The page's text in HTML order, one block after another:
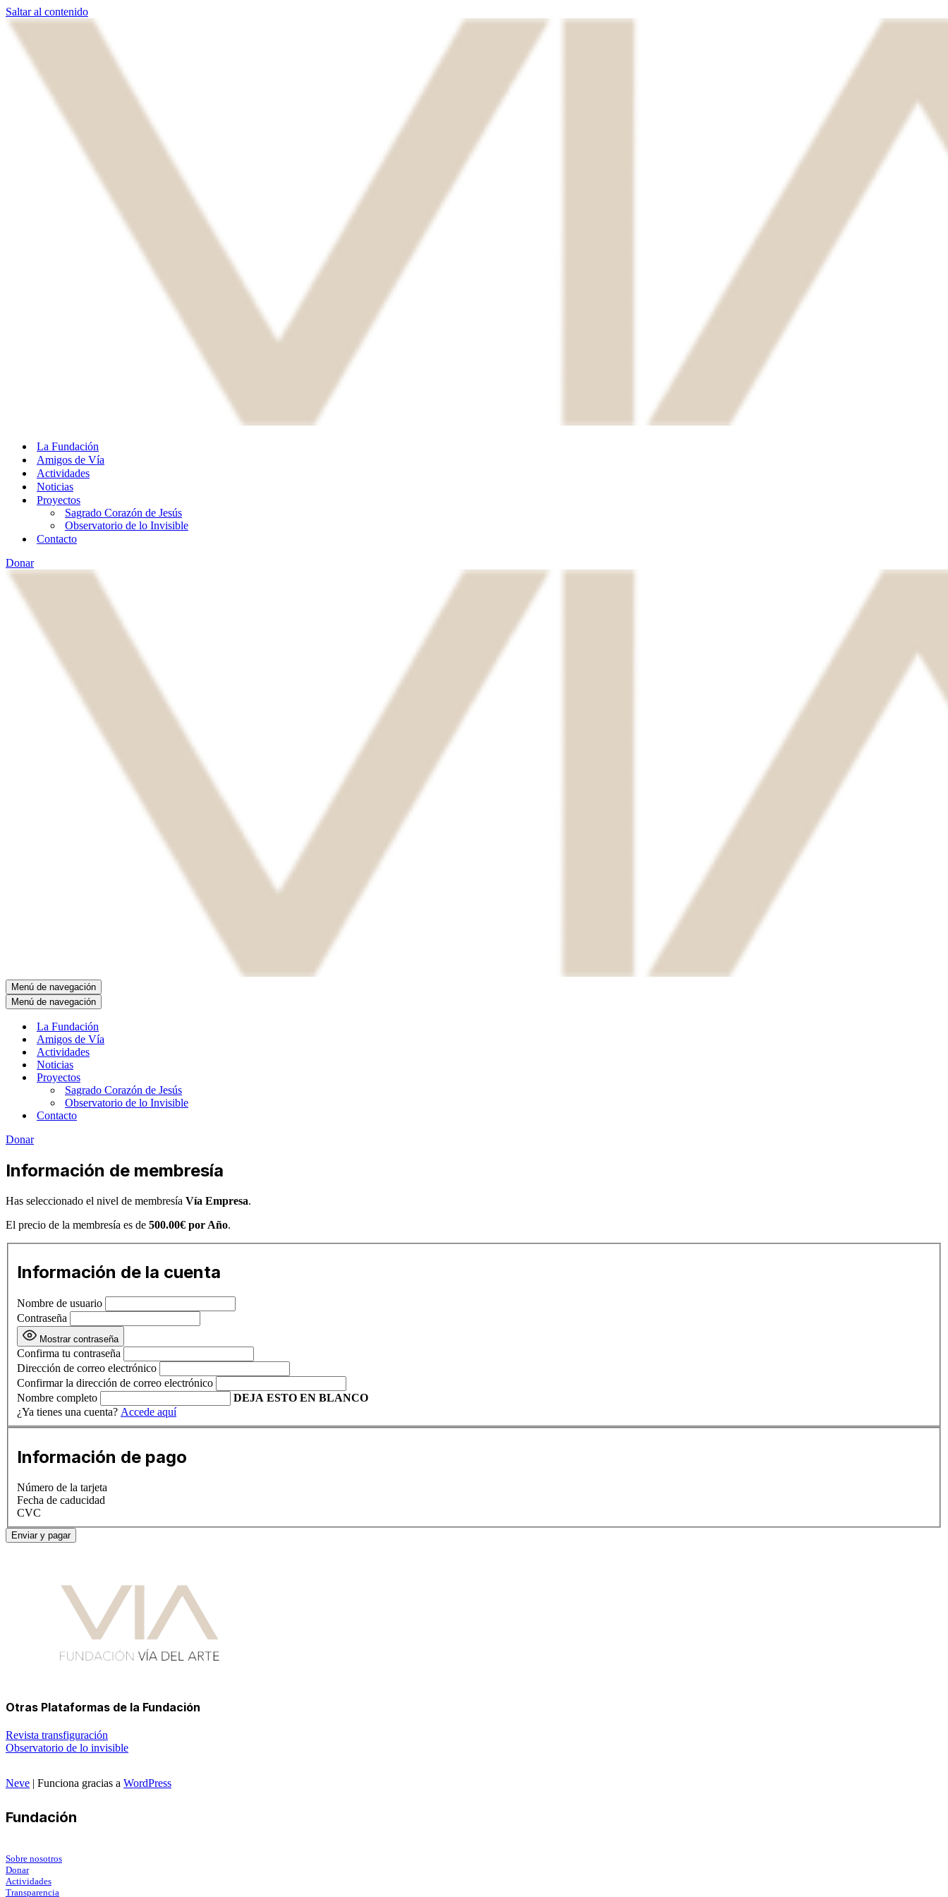
Saltar al contenido
La Fundación
Amigos de Vía
Actividades
Noticias
Proyectos
Sagrado Corazón de Jesús
Observatorio de lo Invisible
Contacto
Donar
Menú de navegación
Menú de navegación
La Fundación
Amigos de Vía
Actividades
Noticias
Proyectos
Sagrado Corazón de Jesús
Observatorio de lo Invisible
Contacto
Donar
Información de membresía
Has seleccionado el nivel de membresía Vía Empresa.
El precio de la membresía es de 500.00€ por Año.
Información de la cuenta
Nombre de usuario
Contraseña
Mostrar contraseña
Confirma tu contraseña
Dirección de correo electrónico
Confirmar la dirección de correo electrónico
Nombre completo
DEJA ESTO EN BLANCO
¿Ya tienes una cuenta? Accede aquí
Información de pago
Número de la tarjeta
Fecha de caducidad
CVC
Otras Plataformas de la Fundación
Revista transfiguración
Observatorio de lo invisible
Neve | Funciona gracias a WordPress
Fundación
Sobre nosotros
Donar
Actividades
Transparencia